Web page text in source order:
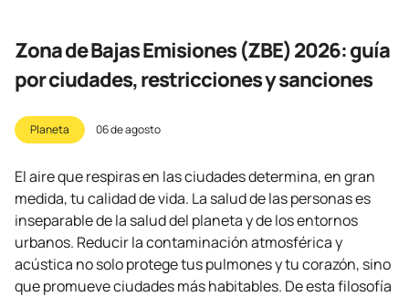
Zona de Bajas Emisiones (ZBE) 2026: guía
por ciudades, restricciones y sanciones
Planeta 06 de agosto
El aire que respiras en las ciudades determina, en gran
medida, tu calidad de vida. La salud de las personas es
inseparable de la salud del planeta y de los entornos
urbanos. Reducir la contaminación atmosférica y
acústica no solo protege tus pulmones y tu corazón, sino
que promueve ciudades más habitables. De esta filosofía